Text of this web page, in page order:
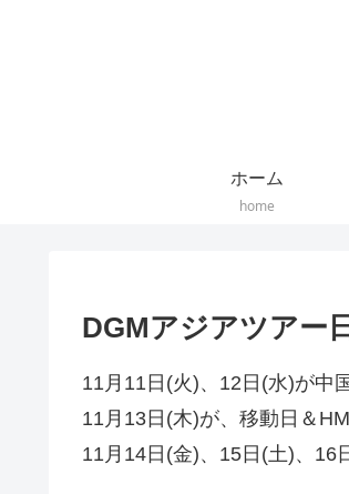
ホーム
home
DGMアジアツアー
11月11日(火)、12日(水)が中
11月13日(木)が、移動日＆
11月14日(金)、15日(土)、16